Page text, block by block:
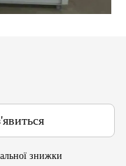
знижки